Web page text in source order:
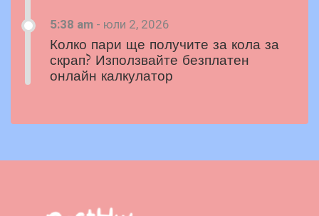
5:38 am - юли 2, 2026
Колко пари ще получите за кола за
скрап? Използвайте безплатен
онлайн калкулатор